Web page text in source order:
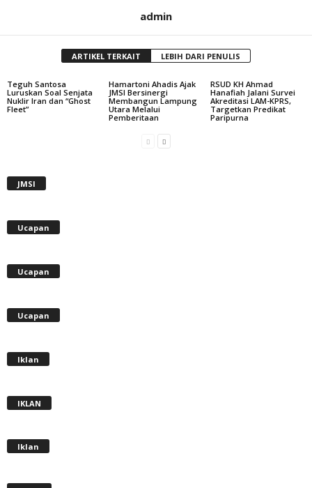
admin
ARTIKEL TERKAIT LEBIH DARI PENULIS
Teguh Santosa
Luruskan Soal Senjata
Nuklir Iran dan “Ghost
Fleet”
Hamartoni Ahadis Ajak
JMSI Bersinergi
Membangun Lampung
Utara Melalui
Pemberitaan
RSUD KH Ahmad
Hanafiah Jalani Survei
Akreditasi LAM-KPRS,
Targetkan Predikat
Paripurna
JMSI
Ucapan
Ucapan
Ucapan
Iklan
IKLAN
Iklan